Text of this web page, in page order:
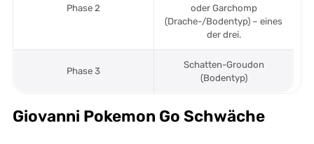
Phase 2
oder Garchomp
(Drache-/Bodentyp) – eines
der drei.
Phase 3
Schatten-Groudon
(Bodentyp)
Giovanni Pokemon Go Schwäche